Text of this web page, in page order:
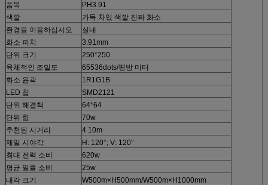
품목
PH3.91
색깔
가득 차있 색깔 진짜 화소
환경을 이용하십시오
실내
화소 피치
3.91mm
단위 크기
250*250
육체적인 조밀도
65536dots/평방 미터
화소 윤곽
1R1G1B
LED 칩
SMD2121
단위 해결책
64*64
단위 힘
70w
추천된 시거리
4 10m
제일 시야각
H: 120°; V: 120°
최대 전력 소비
620w
평균 일률 소비
25w
내각 크기
W500m×H500mm/W500m×H1000mm